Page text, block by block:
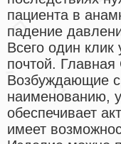
пациента в
падение
Всего один клик
почтой.
Возбуждающие
наименованию,
обеспечивает
имеет